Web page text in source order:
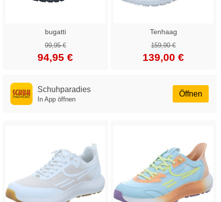
bugatti
99,95 €
94,95 €
Tenhaag
159,90 €
139,00 €
Öffnen
Schuhparadies
In App öffnen